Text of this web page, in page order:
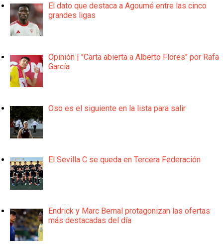
El dato que destaca a Agoumé entre las cinco
grandes ligas
Opinión | "Carta abierta a Alberto Flores" por Rafa
García
Oso es el siguiente en la lista para salir
El Sevilla C se queda en Tercera Federación
Endrick y Marc Bernal protagonizan las ofertas
más destacadas del día